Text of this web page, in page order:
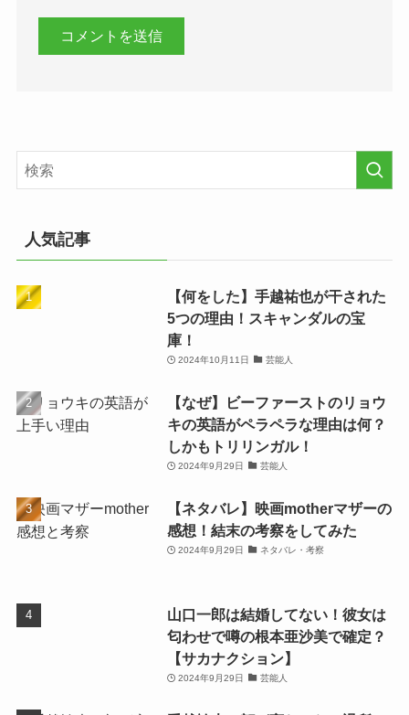
人気記事
【何をした】手越祐也が干された
5つの理由！スキャンダルの宝
庫！
2024年10月11日 芸能人
【なぜ】ビーファーストのリョウ
キの英語がペラペラな理由は何？
しかもトリリンガル！
2024年9月29日 芸能人
【ネタバレ】映画motherマザーの
感想！結末の考察をしてみた
2024年9月29日 ネタバレ・考察
山口一郎は結婚してない！彼女は
匂わせで噂の根本亜沙美で確定？
【サカナクション】
2024年9月29日 芸能人